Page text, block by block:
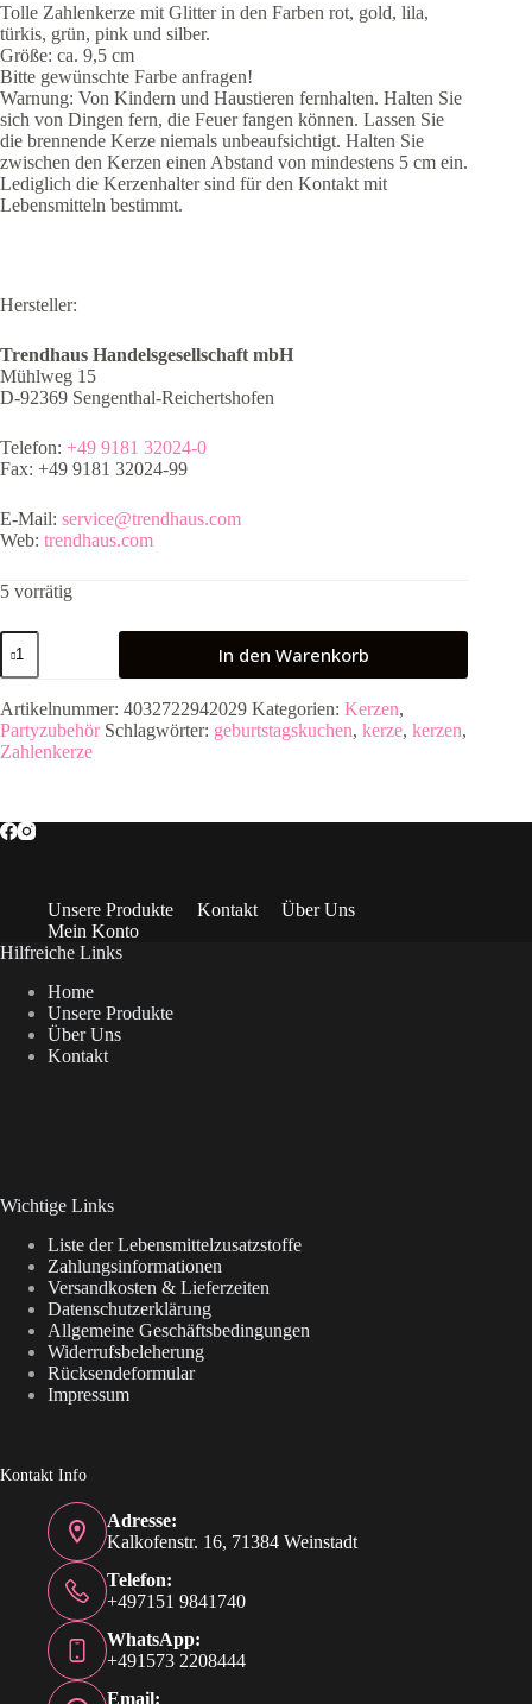
Tolle Zahlenkerze mit Glitter in den Farben rot, gold, lila,
türkis, grün, pink und silber.
Größe: ca. 9,5 cm
Bitte gewünschte Farbe anfragen!
Warnung: Von Kindern und Haustieren fernhalten. Halten Sie
sich von Dingen fern, die Feuer fangen können. Lassen Sie
die brennende Kerze niemals unbeaufsichtigt. Halten Sie
zwischen den Kerzen einen Abstand von mindestens 5 cm ein.
Lediglich die Kerzenhalter sind für den Kontakt mit
Lebensmitteln bestimmt.
Hersteller:
Trendhaus Handelsgesellschaft mbH
Mühlweg 15
D-92369 Sengenthal-Reichertshofen
Telefon: +49 9181 32024-0
Fax: +49 9181 32024-99
E-Mail: service@trendhaus.com
Web: trendhaus.com
5 vorrätig
Zahlenkerze
Glitter
Maxi
9,5cm
Menge
In den Warenkorb
Artikelnummer: 4032722942029 Kategorien: Kerzen,
Partyzubehör Schlagwörter: geburtstagskuchen, kerze, kerzen,
Zahlenkerze
Unsere Produkte Kontakt
Über Uns
Mein Konto
Hilfreiche Links
Home
Unsere Produkte
Über Uns
Kontakt
Wichtige Links
Liste der Lebensmittelzusatzstoffe
Zahlungsinformationen
Versandkosten & Lieferzeiten
Datenschutzerklärung
Allgemeine Geschäftsbedingungen
Widerrufsbeleherung
Rücksendeformular
Impressum
Kontakt Info
Adresse:
Kalkofenstr. 16, 71384 Weinstadt
Telefon:
+497151 9841740
WhatsApp:
+491573 2208444
Email: